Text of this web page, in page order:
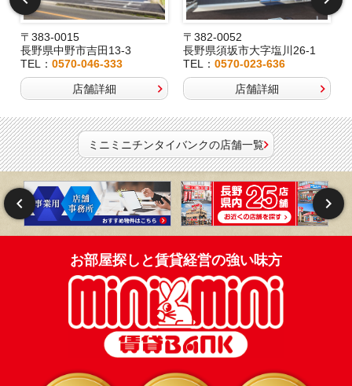
〒383-0015
長野県中野市吉田13-3
TEL： 0570-046-333
店舗詳細
〒382-0052
長野県須坂市大字塩川26-1
TEL：0570-023-636
店舗詳細
ミニミニチンタイバンクの店舗一覧
お部屋探しと賃貸経営の強い味方